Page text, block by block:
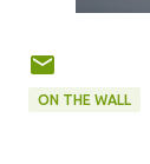
ON THE WALL